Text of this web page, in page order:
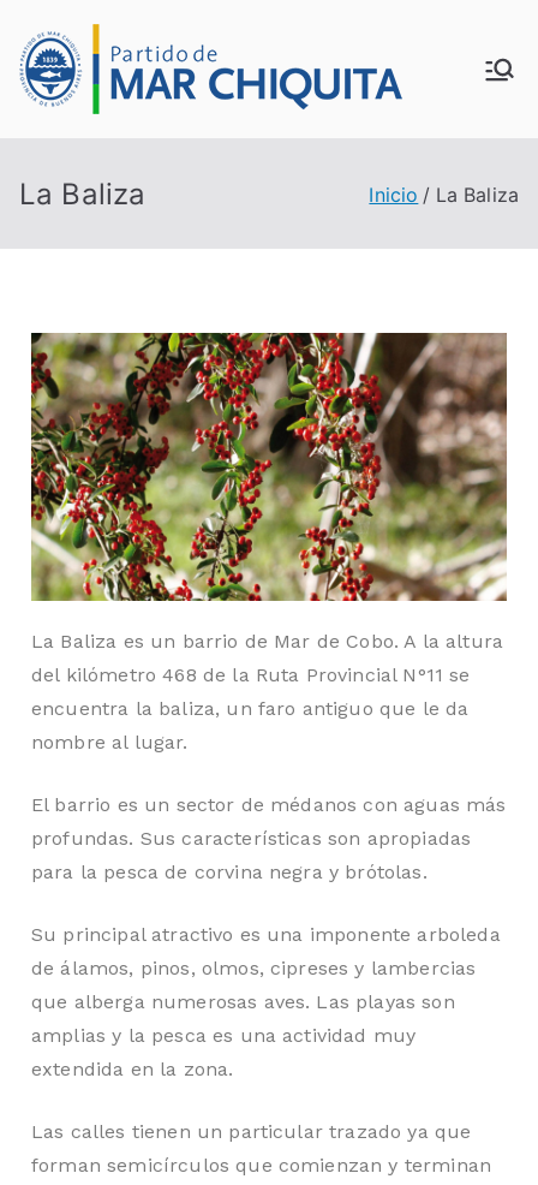
MUN
ALID
DE
MAR
CHI
QUI
TA
La Baliza Inicio La Baliza
La Baliza es un barrio de Mar de Cobo. A la altura
del kilómetro 468 de la Ruta Provincial N°11 se
encuentra la baliza, un faro antiguo que le da
nombre al lugar.
El barrio es un sector de médanos con aguas más
profundas. Sus características son apropiadas
para la pesca de corvina negra y brótolas.
Su principal atractivo es una imponente arboleda
de álamos, pinos, olmos, cipreses y lambercias
que alberga numerosas aves. Las playas son
amplias y la pesca es una actividad muy
extendida en la zona.
Las calles tienen un particular trazado ya que
forman semicírculos que comienzan y terminan